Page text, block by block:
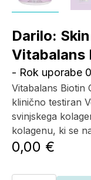
Darilo:
Vitabalans
- Rok uporabe
Vitabalans Biotin
klinično testiran
svinjskega
kolagenu, ki se
0,00 €